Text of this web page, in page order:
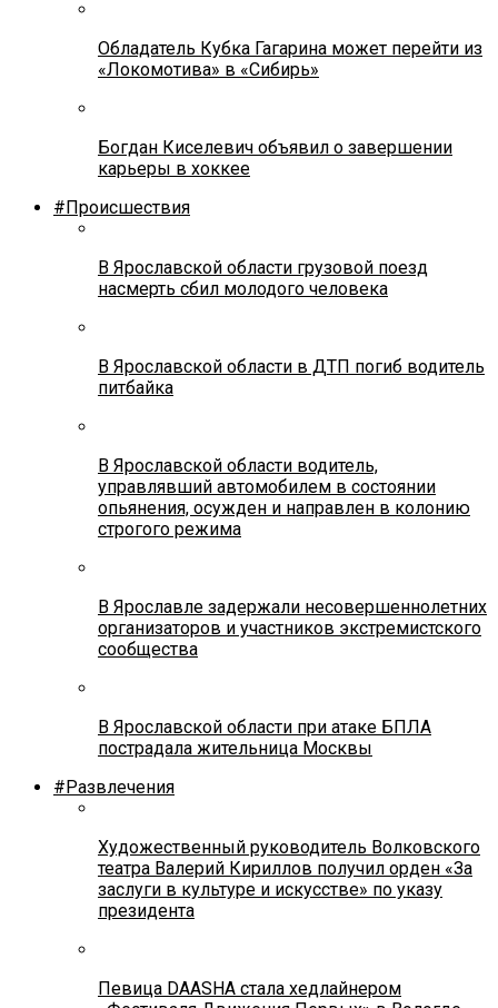
Обладатель Кубка Гагарина может перейти из
«Локомотива» в «Сибирь»
Богдан Киселевич объявил о завершении
карьеры в хоккее
#Происшествия
В Ярославской области грузовой поезд
насмерть сбил молодого человека
В Ярославской области в ДТП погиб водитель
питбайка
В Ярославской области водитель,
управлявший автомобилем в состоянии
опьянения, осужден и направлен в колонию
строгого режима
В Ярославле задержали несовершеннолетних
организаторов и участников экстремистского
сообщества
В Ярославской области при атаке БПЛА
пострадала жительница Москвы
#Развлечения
Художественный руководитель Волковского
театра Валерий Кириллов получил орден «За
заслуги в культуре и искусстве» по указу
президента
Певица DAASHA стала хедлайнером